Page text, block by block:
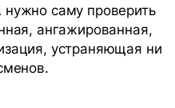
нужно саму проверить
ангажированная,
устраняющая ни